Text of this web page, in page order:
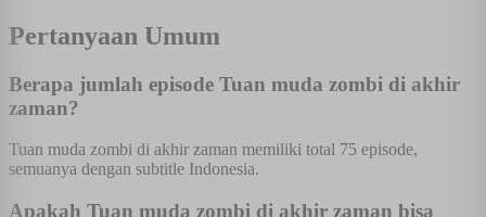
Pertanyaan Umum
Berapa jumlah episode Tuan muda zombi di akhir
zaman?
Tuan muda zombi di akhir zaman memiliki total 75 episode,
semuanya dengan subtitle Indonesia.
Apakah Tuan muda zombi di akhir zaman bisa